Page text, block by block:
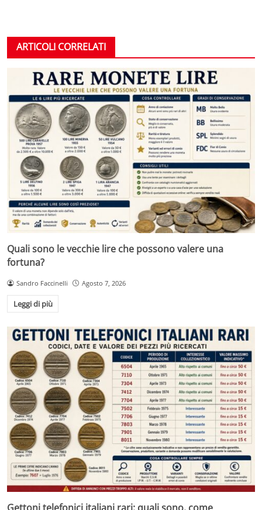
ARTICOLI CORRELATI
Quali sono le vecchie lire che possono valere una
fortuna?
Sandro Faccinelli Agosto 7, 2026
Leggi di più